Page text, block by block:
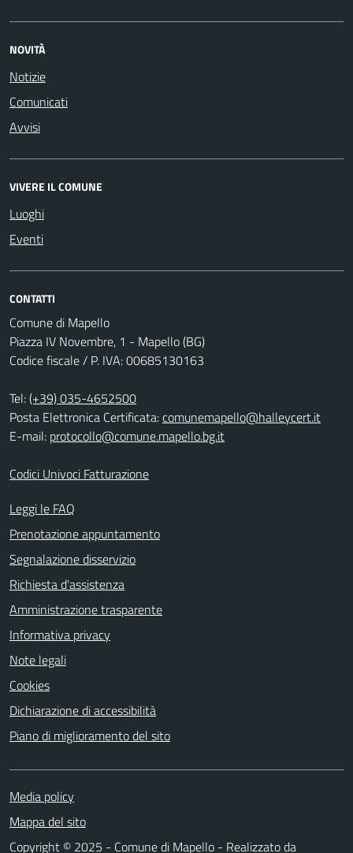
NOVITÀ
Notizie
Comunicati
Avvisi
VIVERE IL COMUNE
Luoghi
Eventi
CONTATTI
Comune di Mapello
Piazza IV Novembre, 1 - Mapello (BG)
Codice fiscale / P. IVA: 00685130163
Tel:(+39) 035-4652500
Posta Elettronica Certificata:comunemapello@halleycert.it
E-mail: protocollo@comune.mapello.bg.it
Codici Univoci Fatturazione
Leggi le FAQ
Prenotazione appuntamento
Segnalazione disservizio
Richiesta d'assistenza
Amministrazione trasparente
Informativa privacy
Note legali
Cookies
Dichiarazione di accessibilità
Piano di miglioramento del sito
Media policy
Mappa del sito
Copyright © 2025 - Comune di Mapello - Realizzato da